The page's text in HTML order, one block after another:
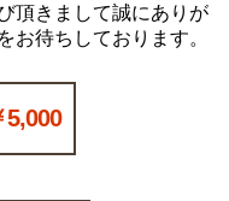
頂きまして誠にありが
お待ちしております。
5,000